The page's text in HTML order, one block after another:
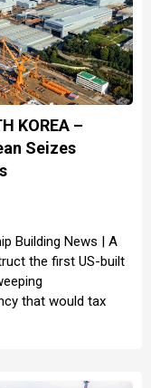
KOREA –
Seizes
Building News | A
the first US-built
that would tax